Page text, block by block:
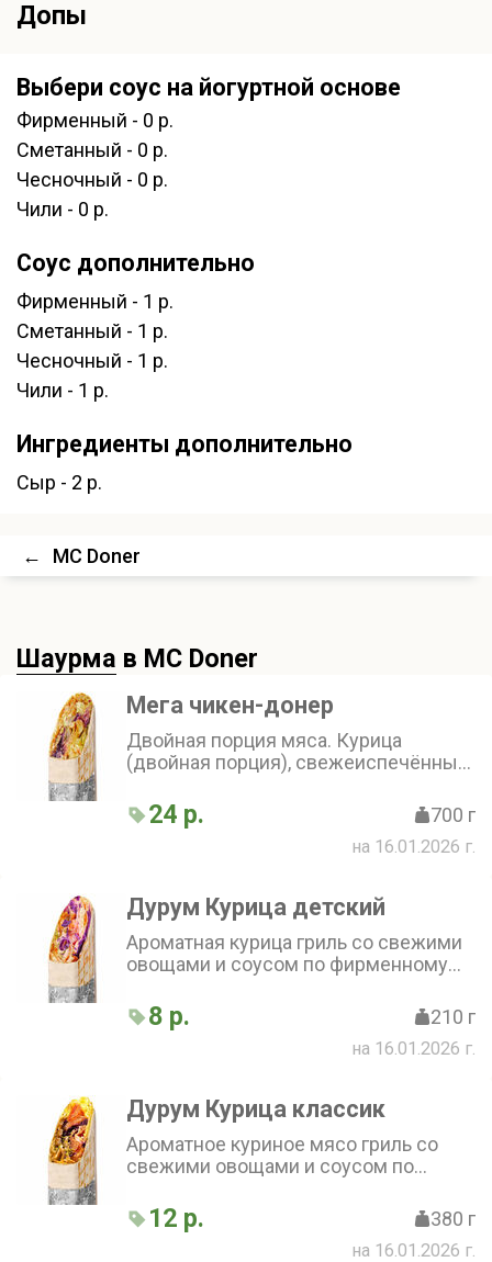
Допы
Выбери соус на йогуртной основе
Фирменный - 0 р.
Сметанный - 0 р.
Чесночный - 0 р.
Чили - 0 р.
Соус дополнительно
Фирменный - 1 р.
Сметанный - 1 р.
Чесночный - 1 р.
Чили - 1 р.
Ингредиенты дополнительно
Сыр - 2 р.
← MC Doner
Шаурма в MC Doner
Мега чикен-донер
Двойная порция мяса. Курица
(двойная порция), свежеиспечённый
хрустящий маринованный огурчик и
сочетание двух соусов: фирменного
24 р. 700 г
на 16.01.2026 г.
Дурум Курица детский
Ароматная курица гриль со свежими
овощами и соусом по фирменному
бездрожжевой лаваш. Соус на выбор
8 р. 210 г
на 16.01.2026 г.
Дурум Курица классик
Ароматное куриное мясо гриль со
свежими овощами и соусом по
тонкий бездрожжевой лаваш
12 р. 380 г
на 16.01.2026 г.